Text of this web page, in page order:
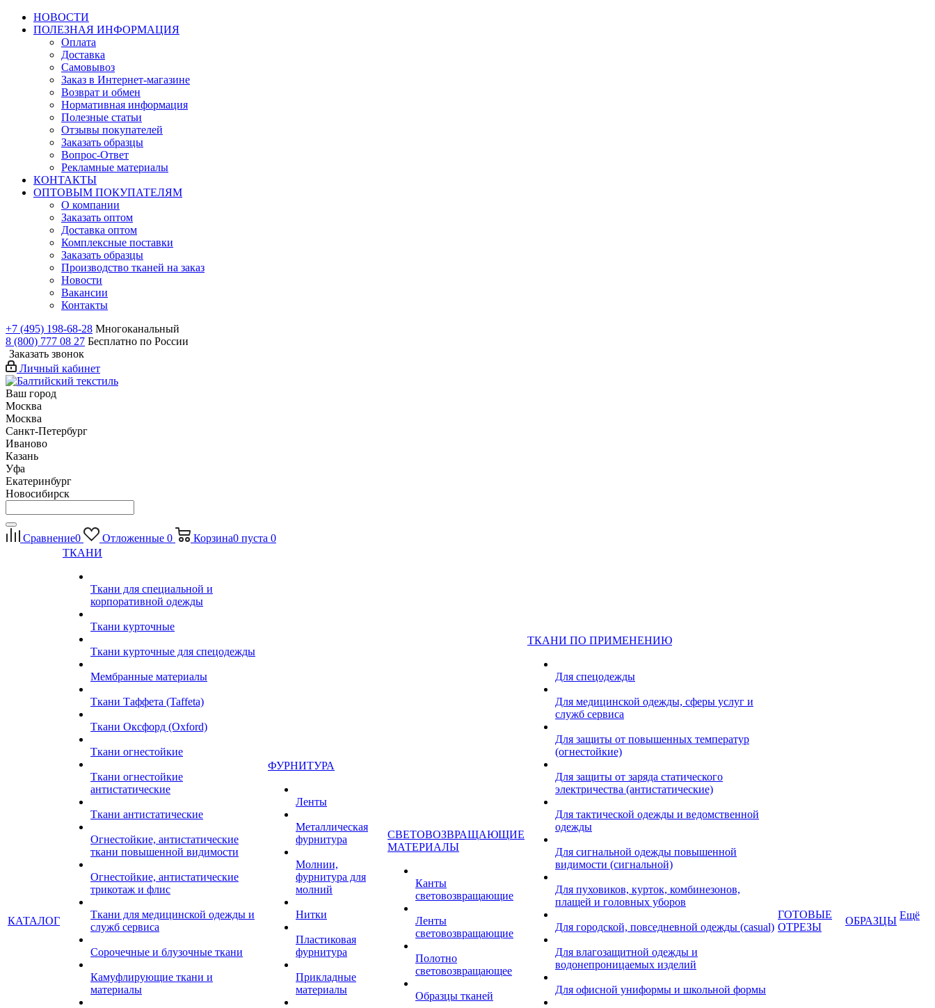
НОВОСТИ
ПОЛЕЗНАЯ ИНФОРМАЦИЯ
Оплата
Доставка
Самовывоз
Заказ в Интернет-магазине
Возврат и обмен
Нормативная информация
Полезные статьи
Отзывы покупателей
Заказать образцы
Вопрос-Ответ
Рекламные материалы
КОНТАКТЫ
ОПТОВЫМ ПОКУПАТЕЛЯМ
О компании
Заказать оптом
Доставка оптом
Комплексные поставки
Заказать образцы
Производство тканей на заказ
Новости
Вакансии
Контакты
+7 (495) 198-68-28 Многоканальный
8 (800) 777 08 27 Бесплатно по России
Заказать звонок
Личный кабинет
Ваш город
Москва
Москва
Санкт-Петербург
Иваново
Казань
Уфа
Екатеринбург
Новосибирск
Сравнение0 Отложенные 0 Корзина0 пуста 0
КАТАЛОГ
ТКАНИ
Ткани для специальной и
корпоративной одежды
Ткани курточные
Ткани курточные для спецодежды
Мембранные материалы
Ткани Таффета (Taffeta)
Ткани Оксфорд (Oxford)
Ткани огнестойкие
Ткани огнестойкие
антистатические
Ткани антистатические
Огнестойкие, антистатические
ткани повышенной видимости
Огнестойкие, антистатические
трикотаж и флис
Ткани для медицинской одежды и
служб сервиса
Сорочечные и блузочные ткани
Камуфлирующие ткани и
материалы
ФУРНИТУРА
Ленты
Металлическая
фурнитура
Молнии,
фурнитура для
молний
Нитки
Пластиковая
фурнитура
Прикладные
материалы
СВЕТОВОЗВРАЩАЮЩИЕ
МАТЕРИАЛЫ
Канты
световозвращающие
Ленты
световозвращающие
Полотно
световозвращающее
Образцы тканей
ТКАНИ ПО ПРИМЕНЕНИЮ
Для спецодежды
Для медицинской одежды, сферы услуг и
служб сервиса
Для защиты от повышенных температур
(огнестойкие)
Для защиты от заряда статического
электричества (антистатические)
Для тактической одежды и ведомственной
одежды
Для сигнальной одежды повышенной
видимости (сигнальной)
Для пуховиков, курток, комбинезонов,
плащей и головных уборов
Для городской, повседневной одежды (casual)
Для влагозащитной одежды и
водонепроницаемых изделий
Для офисной униформы и школьной формы
ГОТОВЫЕ
ОТРЕЗЫ
ОБРАЗЦЫ Ещё